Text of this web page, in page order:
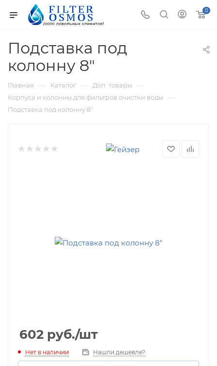
0
Подставка под
колонну 8"
Главная — Каталог — Доп. товары —
Корпуса и колонны для фильтров очистки воды —
Подставка под колонну 8"
602 руб./шт
Нет в наличии Нашли дешевле?